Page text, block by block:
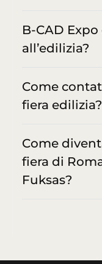
B-CAD
all’edilizia?
Come
fiera edilizia?
Come
fiera di
Fuksas?